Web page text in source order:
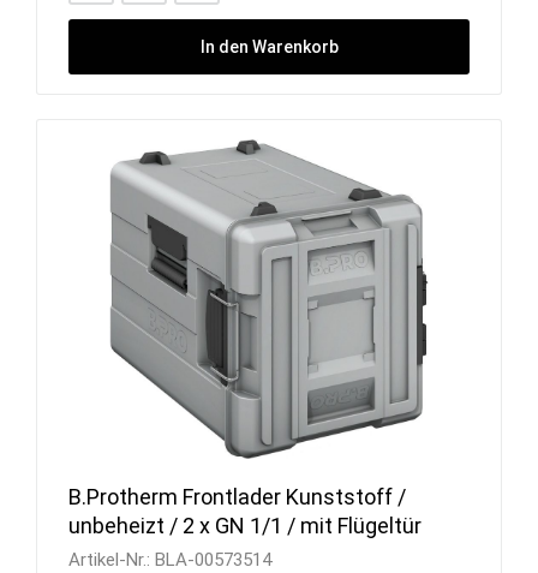
In den Warenkorb
B.Protherm Frontlader Kunststoff /
unbeheizt / 2 x GN 1/1 / mit Flügeltür
Artikel-Nr.: BLA-00573514